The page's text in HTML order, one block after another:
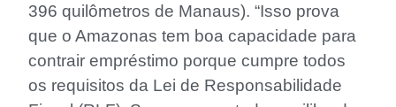
396 quilômetros de Manaus). “Isso prova
que o Amazonas tem boa capacidade para
contrair empréstimo porque cumpre todos
os requisitos da Lei de Responsabilidade